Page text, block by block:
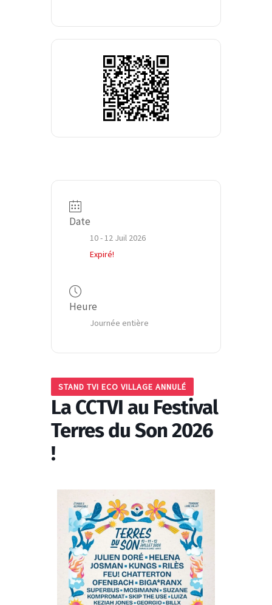
Date
10 - 12 Juil 2026
Expiré!
Heure
Journée entière
STAND TVI ECO VILLAGE ANNULÉ
La CCTVI au Festival
Terres du Son 2026
!